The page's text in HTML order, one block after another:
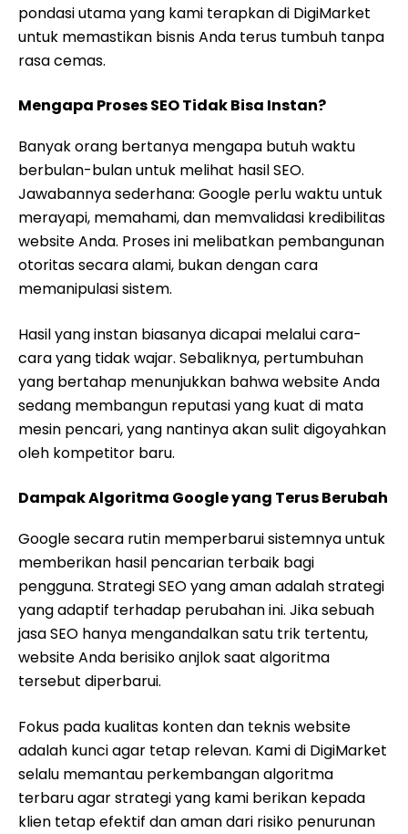
pondasi utama yang kami terapkan di DigiMarket
untuk memastikan bisnis Anda terus tumbuh tanpa
rasa cemas.
Mengapa Proses SEO Tidak Bisa Instan?
Banyak orang bertanya mengapa butuh waktu
berbulan-bulan untuk melihat hasil SEO.
Jawabannya sederhana: Google perlu waktu untuk
merayapi, memahami, dan memvalidasi kredibilitas
website Anda. Proses ini melibatkan pembangunan
otoritas secara alami, bukan dengan cara
memanipulasi sistem.
Hasil yang instan biasanya dicapai melalui cara-
cara yang tidak wajar. Sebaliknya, pertumbuhan
yang bertahap menunjukkan bahwa website Anda
sedang membangun reputasi yang kuat di mata
mesin pencari, yang nantinya akan sulit digoyahkan
oleh kompetitor baru.
Dampak Algoritma Google yang Terus Berubah
Google secara rutin memperbarui sistemnya untuk
memberikan hasil pencarian terbaik bagi
pengguna. Strategi SEO yang aman adalah strategi
yang adaptif terhadap perubahan ini. Jika sebuah
jasa SEO hanya mengandalkan satu trik tertentu,
website Anda berisiko anjlok saat algoritma
tersebut diperbarui.
Fokus pada kualitas konten dan teknis website
adalah kunci agar tetap relevan. Kami di DigiMarket
selalu memantau perkembangan algoritma
terbaru agar strategi yang kami berikan kepada
klien tetap efektif dan aman dari risiko penurunan